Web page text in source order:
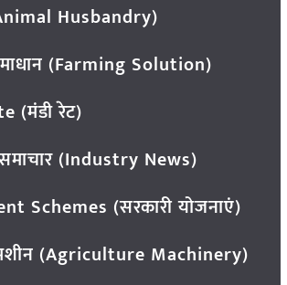
Husbandry)
(Farming Solution)
(मंडी रेट)
(Industry News)
Schemes (सरकारी योजनाएं)
(Agriculture Machinery)